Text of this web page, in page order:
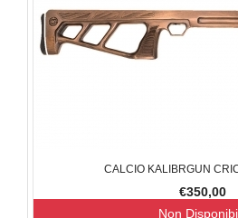
CALCIO KALIBRGUN
€350,00
Non